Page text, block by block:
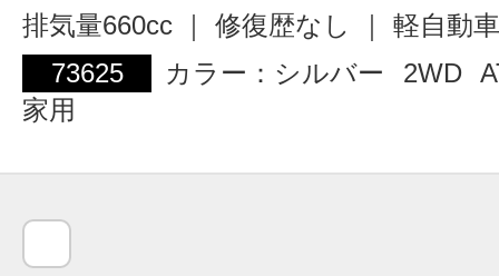
排気量660cc ｜ 修復歴なし ｜ 軽自動車
73625
カラー：シルバー 2WD
家用